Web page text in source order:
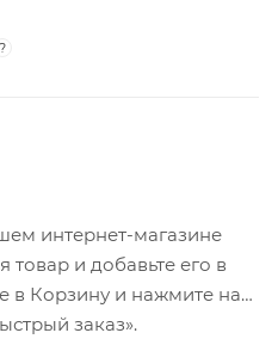
?
интернет-магазине
и добавьте его в
в Корзину и нажмите на
заказ».